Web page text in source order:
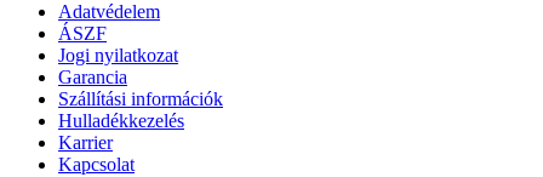
Adatvédelem
ÁSZF
Jogi nyilatkozat
Garancia
Szállítási információk
Hulladékkezelés
Karrier
Kapcsolat